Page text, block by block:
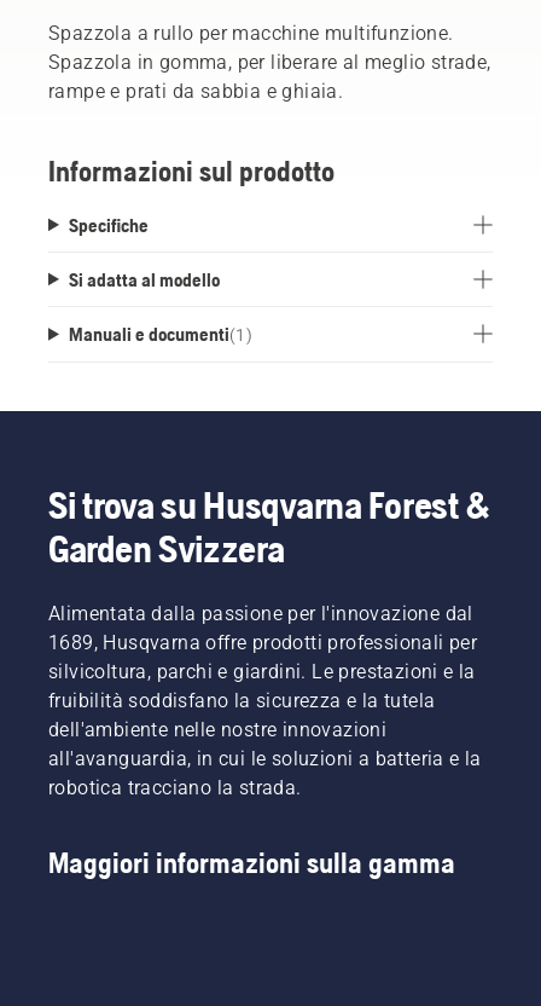
Spazzola a rullo per macchine multifunzione.
Spazzola in gomma, per liberare al meglio strade,
rampe e prati da sabbia e ghiaia.
Informazioni sul prodotto
Specifiche
Si adatta al modello
Manuali e documenti(1 )
Si trova su Husqvarna Forest &
Garden Svizzera
Alimentata dalla passione per l'innovazione dal
1689, Husqvarna offre prodotti professionali per
silvicoltura, parchi e giardini. Le prestazioni e la
fruibilità soddisfano la sicurezza e la tutela
dell'ambiente nelle nostre innovazioni
all'avanguardia, in cui le soluzioni a batteria e la
robotica tracciano la strada.
Maggiori informazioni sulla gamma